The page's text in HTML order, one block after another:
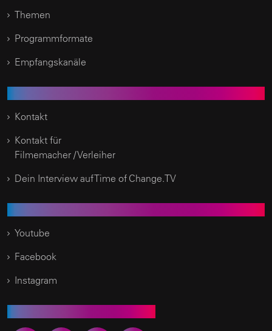
Themen
Programmformate
Empfangskanäle
Kontakt
Kontakt für
Filmemacher / Verleiher
Dein Interview auf Time of Change.TV
Youtube
Facebook
Instagram